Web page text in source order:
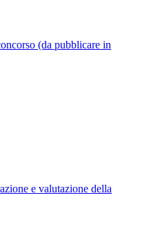
(da pubblicare in
e valutazione della